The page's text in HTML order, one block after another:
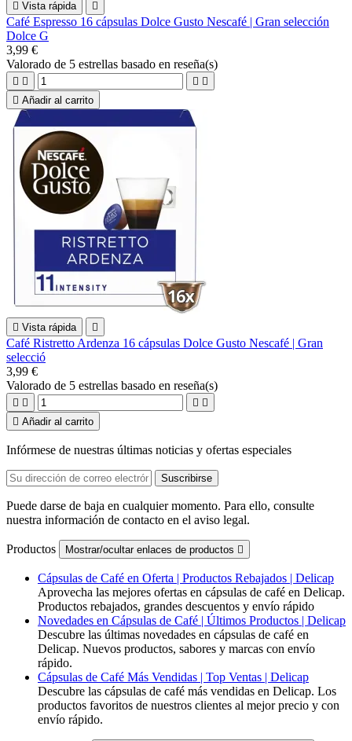
 Vista rápida 
Café Espresso 16 cápsulas Dolce Gusto Nescafé | Gran selección
Dolce G
3,99 €
Valorado de 5 estrellas basado en reseña(s)
   
 Añadir al carrito
 Vista rápida 
Café Ristretto Ardenza 16 cápsulas Dolce Gusto Nescafé | Gran
selecció
3,99 €
Valorado de 5 estrellas basado en reseña(s)
   
 Añadir al carrito
Infórmese de nuestras últimas noticias y ofertas especiales
Puede darse de baja en cualquier momento. Para ello, consulte
nuestra información de contacto en el aviso legal.
Productos Mostrar/ocultar enlaces de productos 
Cápsulas de Café en Oferta | Productos Rebajados | Delicap
Aprovecha las mejores ofertas en cápsulas de café en Delicap.
Productos rebajados, grandes descuentos y envío rápido
Novedades en Cápsulas de Café | Últimos Productos | Delicap
Descubre las últimas novedades en cápsulas de café en
Delicap. Nuevos productos, sabores y marcas con envío
rápido.
Cápsulas de Café Más Vendidas | Top Ventas | Delicap
Descubre las cápsulas de café más vendidas en Delicap. Los
productos favoritos de nuestros clientes al mejor precio y con
envío rápido.